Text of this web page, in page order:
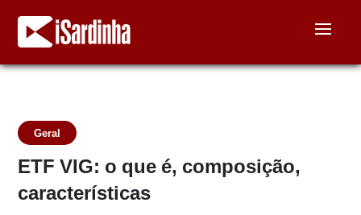
Geral
ETF VIG: o que é, composição,
características